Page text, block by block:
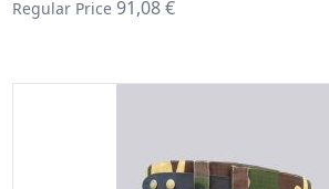
Regular Price 91,08 €